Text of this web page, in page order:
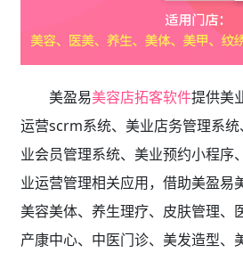
美盈易美容店拓客软件提供美
运营scrm系统、 美业店务管理系
业会员管理系统、美业预约小程序
业运营管理相关应用，借助美盈易
美容美体、养生理疗、皮肤管理、
产康中心、中医门诊、美发造型、